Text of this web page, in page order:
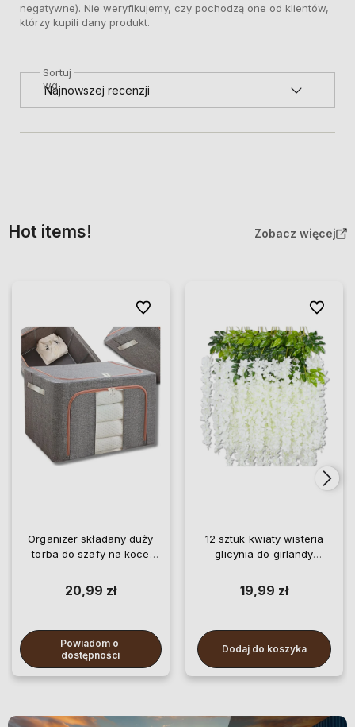
negatywne). Nie weryfikujemy, czy pochodzą one od klientów,
którzy kupili dany produkt.
Sortuj
wg
Hot items! Zobacz więcej
Organizer składany duży
torba do szafy na koce
20,99 zł
Powiadom o
dostępności
Do ulubionych
12 sztuk kwiaty wisteria
glicynia do girlandy
19,99 zł
Dodaj do koszyka
Do